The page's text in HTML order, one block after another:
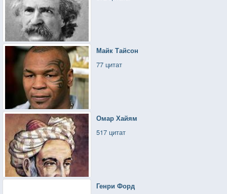
Майк Тайсон
77 цитат
Омар Хайям
517 цитат
Генри Форд